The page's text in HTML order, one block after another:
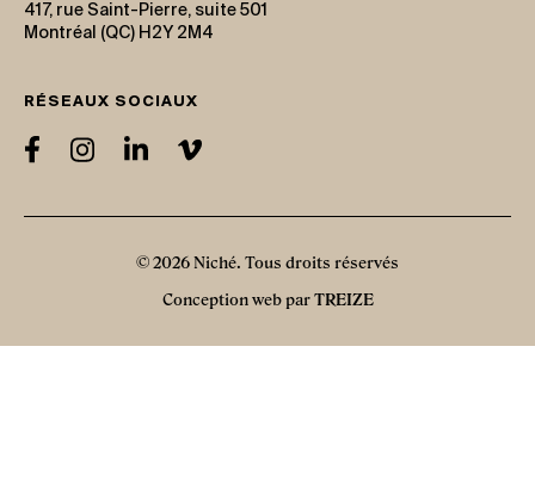
417, rue Saint-Pierre, suite 501
Montréal (QC) H2Y 2M4
RÉSEAUX SOCIAUX
© 2026 Niché. Tous droits réservés
Conception web par TREIZE